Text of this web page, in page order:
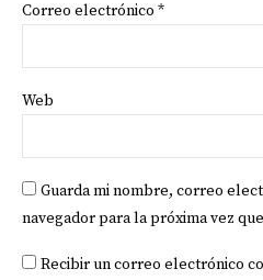
Correo electrónico *
Web
Guarda mi nombre, correo
navegador para la próxima vez
Recibir un correo electrónico